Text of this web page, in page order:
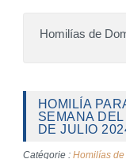
Homilías de
HOMILÍA
SEMANA
DE JULIO
Catégorie : Homilías